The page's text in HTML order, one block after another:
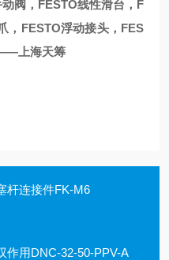
阀，FESTO线性滑台，F
，FESTO浮动接头，FES
上海天筹
杆连接件FK-M6
作用DNC-32-50-PPV-A